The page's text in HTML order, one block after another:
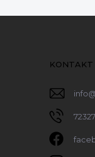
KONTAKT
info